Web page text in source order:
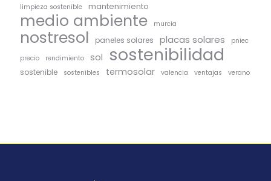
limpieza sostenible mantenimiento
medio ambiente murcia
nostresol paneles solares placas solares
pniec
precio
rendimiento sol sostenibilidad
sostenible sostenibles termosolar valencia ventajas verano